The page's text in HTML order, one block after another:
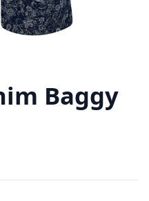
Baggy